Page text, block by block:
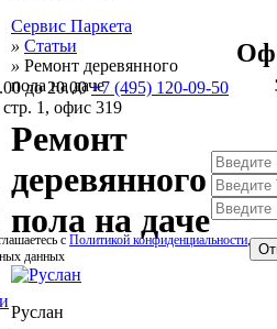
до 20.00 +7 (495) 120-09-50
1, офис 319
с Политикой конфиденциальности, и
данных
Сервис Паркета
» Статьи
» Ремонт деревянного
пола на даче
Ремонт
деревянного
пола на даче
Руслан